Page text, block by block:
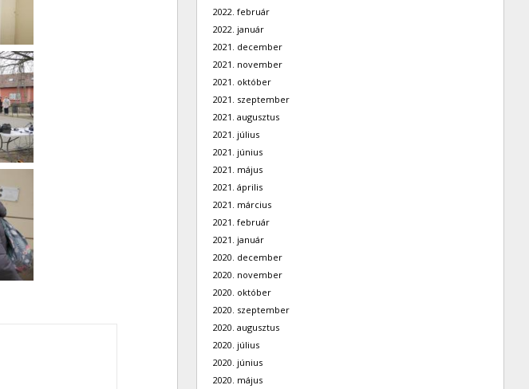
2022. február
2022. január
2021. december
2021. november
2021. október
2021. szeptember
2021. augusztus
2021. július
2021. június
2021. május
2021. április
2021. március
2021. február
2021. január
2020. december
2020. november
2020. október
2020. szeptember
2020. augusztus
2020. július
2020. június
2020. május